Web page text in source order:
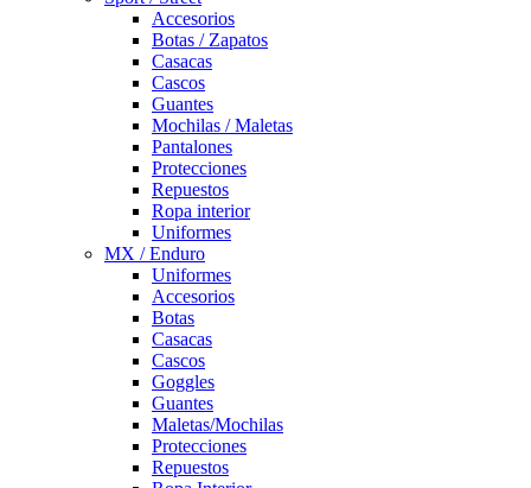
Accesorios
Botas / Zapatos
Casacas
Cascos
Guantes
Mochilas / Maletas
Pantalones
Protecciones
Repuestos
Ropa interior
Uniformes
MX / Enduro
Uniformes
Accesorios
Botas
Casacas
Cascos
Goggles
Guantes
Maletas/Mochilas
Protecciones
Repuestos